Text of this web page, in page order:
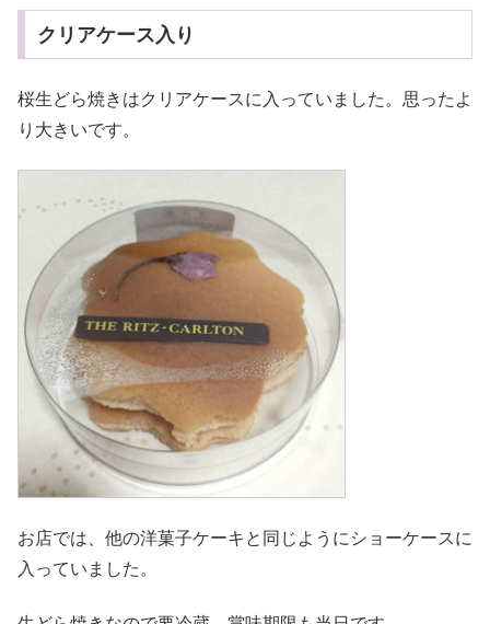
クリアケース入り
桜生どら焼きはクリアケースに入っていました。思ったよ
り大きいです。
お店では、他の洋菓子ケーキと同じようにショーケースに
入っていました。